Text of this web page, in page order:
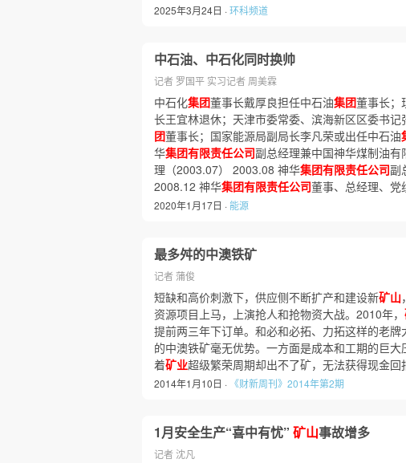
2025年3月24日 ·环科频道
中石油、中石化同时换帅
记者 罗国平 实习记者 周美霖
中石化集团董事长戴厚良担任中石油集团董事长；
长王宜林退休；天津市委常委、滨海新区区委书记
团董事长；国家能源局副局长李凡荣或出任中石油
华集团有限责任公司副总经理兼中国神华煤制油有
理（2003.07） 2003.08 神华集团有限责任公司副
2008.12 神华集团有限责任公司董事、总经理、
2020年1月17日 · 能源
最多舛的中澳铁矿
记者 蒲俊
短缺和高价刺激下，供应侧不断扩产和建设新矿山
资源项目上马，上演抢人和抢物资大战。2010年，
提前两三年下订单。和必和必拓、力拓这样的老牌
的中澳铁矿毫无优势。一方面是成本和工期的巨
着矿业超级繁荣周期却出不了矿，无法获得现金
2014年1月10日 · 《财新周刊》2014年第2期
1月安全生产“喜中有忧” 矿山事故增多
记者 沈凡